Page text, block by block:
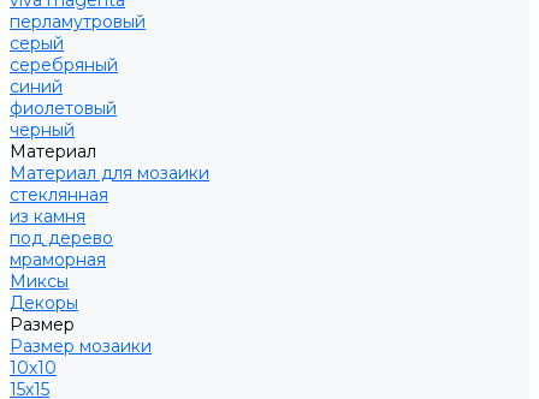
перламутровый
серый
серебряный
синий
фиолетовый
черный
Материал
Материал для мозаики
стеклянная
из камня
под дерево
мраморная
Миксы
Декоры
Размер
Размер мозаики
10х10
15х15